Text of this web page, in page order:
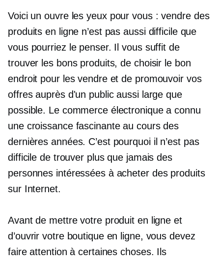
Voici unouvre les yeuxpour vous : vendre des
produits en ligne n’est pas aussi difficile que
vous pourriez le penser. Il vous suffit de
trouver les bons produits, de choisir le bon
endroit pour les vendre et de promouvoir vos
offres auprès d'un public aussi large que
possible. Le commerce électronique a connu
une croissance fascinante au cours des
dernières années. C’est pourquoi il n’est pas
difficile de trouver plus que jamais des
personnes intéressées à acheter des produits
sur Internet.
Avant de mettre votre produit en ligne et
d’ouvrir votre boutique en ligne, vous devez
faire attention à certaines choses. Ils